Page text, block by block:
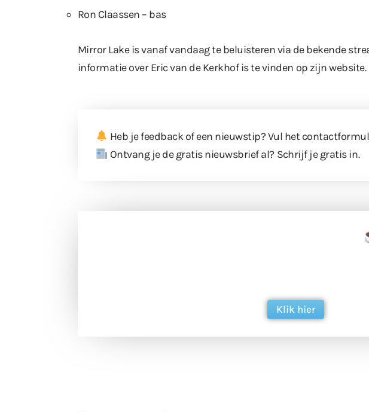
Ron Claassen – bas
Mirror Lake is vanaf vandaag te beluisteren via de bekende
informatie over Eric van de Kerkhof is te vinden op zijn website.
Heb je feedback of een nieuwstip? Vul het
Ontvang je de gratis nieuwsbrief al? Schrijf je gratis in.
Klik hier